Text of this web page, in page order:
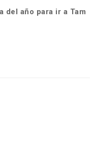
del año para ir a Tam